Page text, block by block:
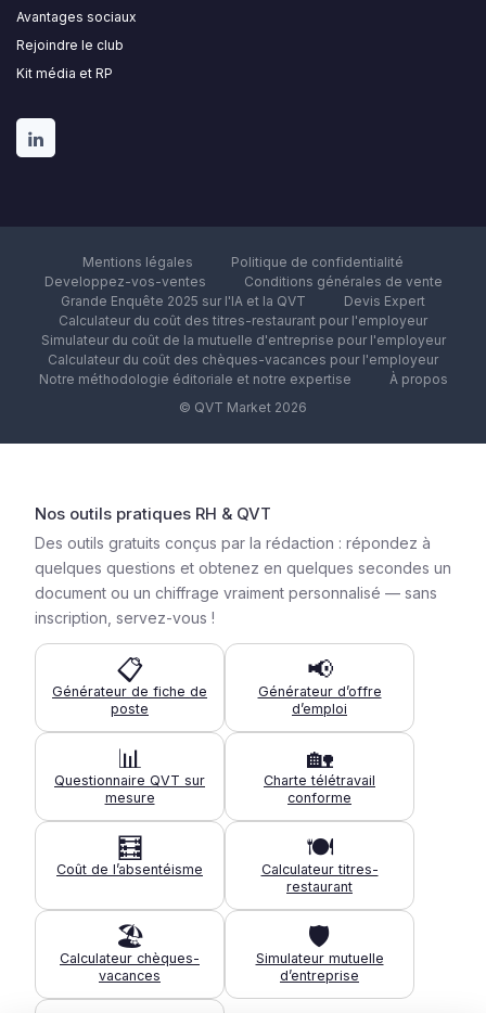
Avantages sociaux
Rejoindre le club
Kit média et RP
Mentions légales
Politique de confidentialité
Developpez-vos-ventes
Conditions générales de vente
Grande Enquête 2025 sur l'IA et la QVT
Devis Expert
Calculateur du coût des titres-restaurant pour l'employeur
Simulateur du coût de la mutuelle d'entreprise pour l'employeur
Calculateur du coût des chèques-vacances pour l'employeur
Notre méthodologie éditoriale et notre expertise
À propos
© QVT Market 2026
Nos outils pratiques RH & QVT
Des outils gratuits conçus par la rédaction : répondez à
quelques questions et obtenez en quelques secondes un
document ou un chiffrage vraiment personnalisé — sans
inscription, servez-vous !
📋
Générateur de fiche de
poste
📢
Générateur d’offre
d’emploi
📊
Questionnaire QVT sur
mesure
🏡
Charte télétravail
conforme
🧮
Coût de l’absentéisme
🍽️
Calculateur titres-
restaurant
🏖️
Calculateur chèques-
vacances
🛡️
Simulateur mutuelle
d’entreprise